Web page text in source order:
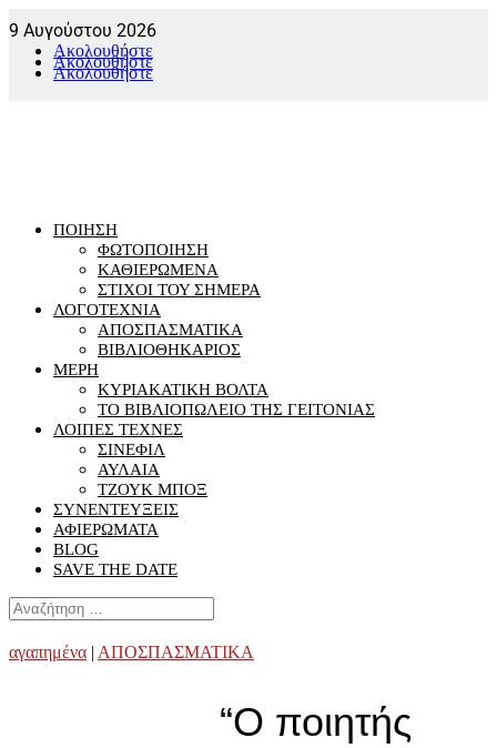
9 Αυγούστου 2026
Ακολουθήστε
Ακολουθήστε
Ακολουθήστε
ΠΟΙΗΣΗ
ΦΩΤΟΠΟΙΗΣΗ
ΚΑΘΙΕΡΩΜΕΝΑ
ΣΤΙΧΟΙ ΤΟΥ ΣΗΜΕΡΑ
ΛΟΓΟΤΕΧΝΙΑ
ΑΠΟΣΠΑΣΜΑΤΙΚΑ
ΒΙΒΛΙΟΘΗΚΑΡΙΟΣ
ΜΕΡΗ
ΚΥΡΙΑΚΑΤΙΚΗ ΒΟΛΤΑ
ΤΟ ΒΙΒΛΙΟΠΩΛΕΙΟ ΤΗΣ ΓΕΙΤΟΝΙΑΣ
ΛΟΙΠΕΣ ΤΕΧΝΕΣ
ΣΙΝΕΦΙΛ
ΑΥΛΑΙΑ
ΤΖΟΥΚ ΜΠΟΞ
ΣΥΝΕΝΤΕΥΞΕΙΣ
ΑΦΙΕΡΩΜΑΤΑ
BLOG
SAVE THE DATE
αγαπημένα | ΑΠΟΣΠΑΣΜΑΤΙΚΑ
“Ο ποιητής